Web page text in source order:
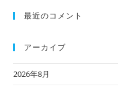
最近のコメント
アーカイブ
2026年8月